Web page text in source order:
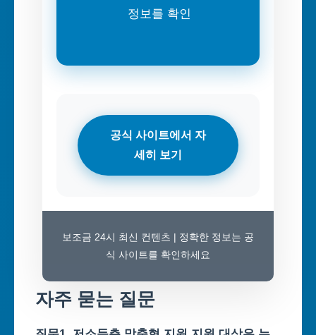
정보를 확인
공식 사이트에서 자
세히 보기
보조금 24시 최신 컨텐츠 | 정확한 정보는 공
식 사이트를 확인하세요
자주 묻는 질문